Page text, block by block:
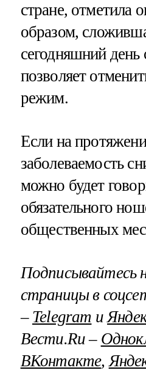
стране, отметила
образом,
сегодняшний день
позволяет
режим.
Если на
заболеваемость
можно будет
обязательного
общественных
Подписывайтесь
страницы в
– Telegram и
Вести.Ru –
ВКонтакте,